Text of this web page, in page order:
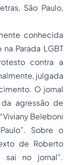
São Paulo,
conhecida
Parada LGBT
contra a
julgada
O jornal
agressão de
Beleboni
Sobre o
de Roberto
no jornal”.